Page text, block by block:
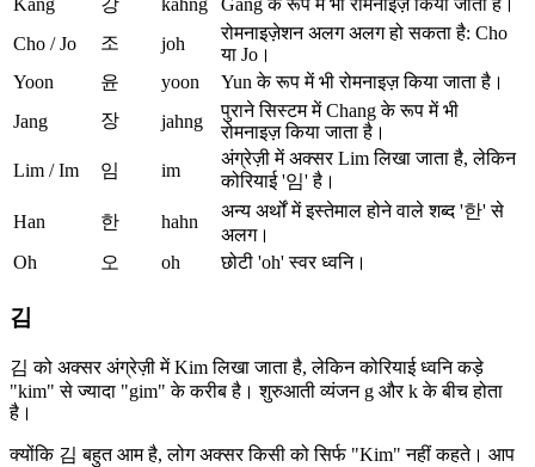
Kang 강 kahng
Gang के रूप में भी रोमनाइज़ किया जाता है।
Cho / Jo
조 joh
रोमनाइज़ेशन अलग अलग हो सकता है: Cho
या Jo।
Yoon
윤 yoon
Yun के रूप में भी रोमनाइज़ किया जाता है।
Jang
장 jahng
पुराने सिस्टम में Chang के रूप में भी
रोमनाइज़ किया जाता है।
Lim / Im
임 im
अंग्रेज़ी में अक्सर Lim लिखा जाता है, लेकिन
कोरियाई '임' है।
Han
한 hahn
अन्य अर्थों में इस्तेमाल होने वाले शब्द '한' से
अलग।
Oh
오 oh छोटी 'oh' स्वर ध्वनि।
김
김 को अक्सर अंग्रेज़ी में Kim लिखा जाता है, लेकिन कोरियाई ध्वनि कड़े
"kim" से ज्यादा "gim" के करीब है। शुरुआती व्यंजन g और k के बीच होता
है।
क्योंकि 김 बहुत आम है, लोग अक्सर किसी को सिर्फ "Kim" नहीं कहते। आप